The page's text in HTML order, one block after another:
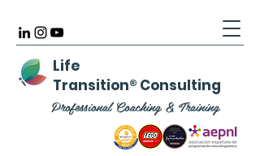
Life
Transition® Consulting
Professional Coaching & Training